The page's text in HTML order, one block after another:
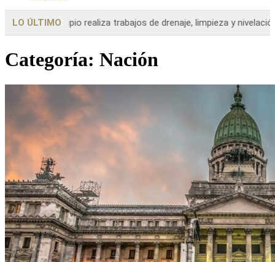
LO ÚLTIMO
de drenaje, limpieza y nivelación en... ProvinciaGirard:
Categoría: Nación